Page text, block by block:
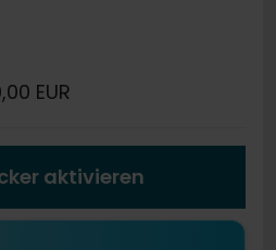
EUR
aktivieren